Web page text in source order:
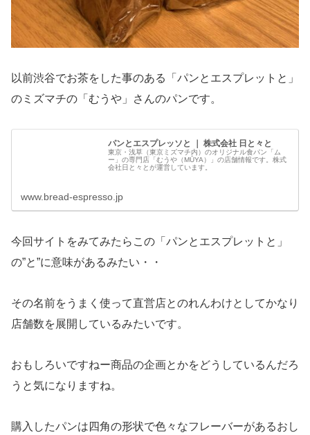
以前渋谷でお茶をした事のある「パンとエスプレットと」
のミズマチの「むうや」さんのパンです。
パンとエスプレッソと ｜ 株式会社 日と々と
東京・浅草（東京ミズマチ内）のオリジナル食パン「ム
ー」の専門店「むうや（MŪYA）」の店舗情報です。株式
会社日と々とが運営しています。
www.bread-espresso.jp
今回サイトをみてみたらこの「パンとエスプレットと」
の”と”に意味があるみたい・・
その名前をうまく使って直営店とのれんわけとしてかなり
店舗数を展開しているみたいです。
おもしろいですねー商品の企画とかをどうしているんだろ
うと気になりますね。
購入したパンは四角の形状で色々なフレーバーがあるおし